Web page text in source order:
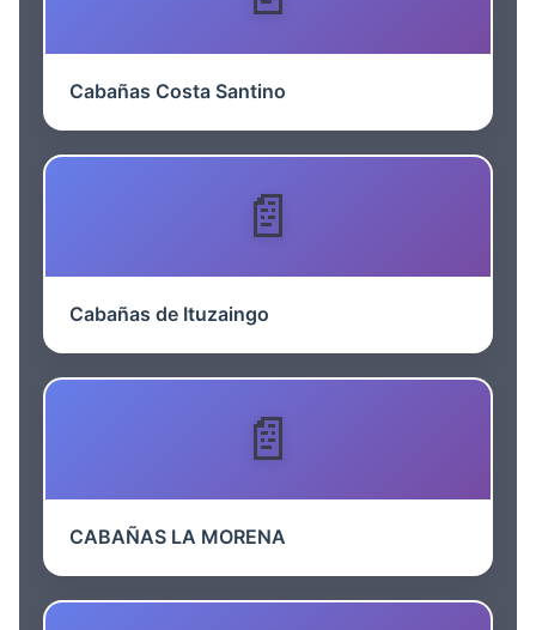
Cabañas Costa Santino
Cabañas de Ituzaingo
CABAÑAS LA MORENA